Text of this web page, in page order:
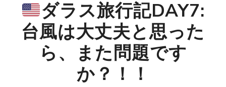
ダラス旅行記DAY7:
台風は大丈夫と思った
ら、また問題です
か？！！